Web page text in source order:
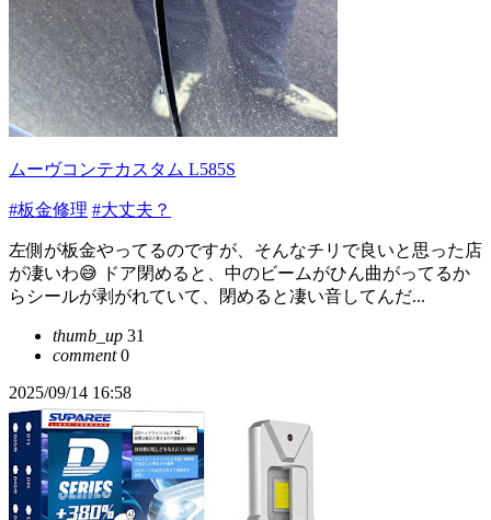
ムーヴコンテカスタム L585S
#板金修理 #大丈夫？
左側が板金やってるのですが、そんなチリで良いと思った店
が凄いわ😅 ドア閉めると、中のビームがひん曲がってるか
らシールが剥がれていて、閉めると凄い音してんだ...
thumb_up 31
comment0
2025/09/14 16:58